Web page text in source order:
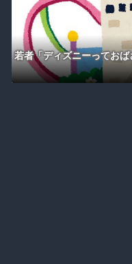
若者「ディズニーってお